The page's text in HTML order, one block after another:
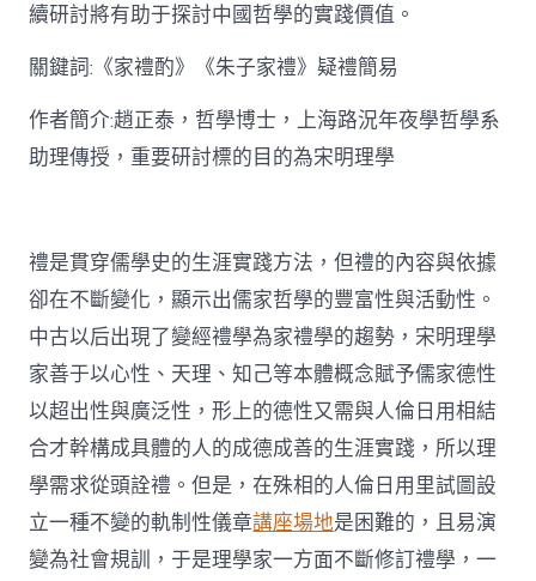
思
中
續研討將有助于探討中國哲學的實踐價值。
關鍵詞:《家禮酌》《朱子家禮》疑禮簡易
作者簡介:趙正泰，哲學博士，上海路況年夜學哲學系
助理傳授，重要研討標的目的為宋明理學
禮是貫穿儒學史的生涯實踐方法，但禮的內容與依據
卻在不斷變化，顯示出儒家哲學的豐富性與活動性。
中古以后出現了變經禮學為家禮學的趨勢，宋明理學
家善于以心性、天理、知己等本體概念賦予儒家德性
以超出性與廣泛性，形上的德性又需與人倫日用相結
合才幹構成具體的人的成德成善的生涯實踐，所以理
學需求從頭詮禮。但是，在殊相的人倫日用里試圖設
立一種不變的軌制性儀章講座場地是困難的，且易演
變為社會規訓，于是理學家一方面不斷修訂禮學，一